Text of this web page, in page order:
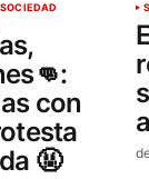
SOCIEDAD
con
🤬